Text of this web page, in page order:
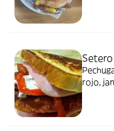
Setero
rojo,